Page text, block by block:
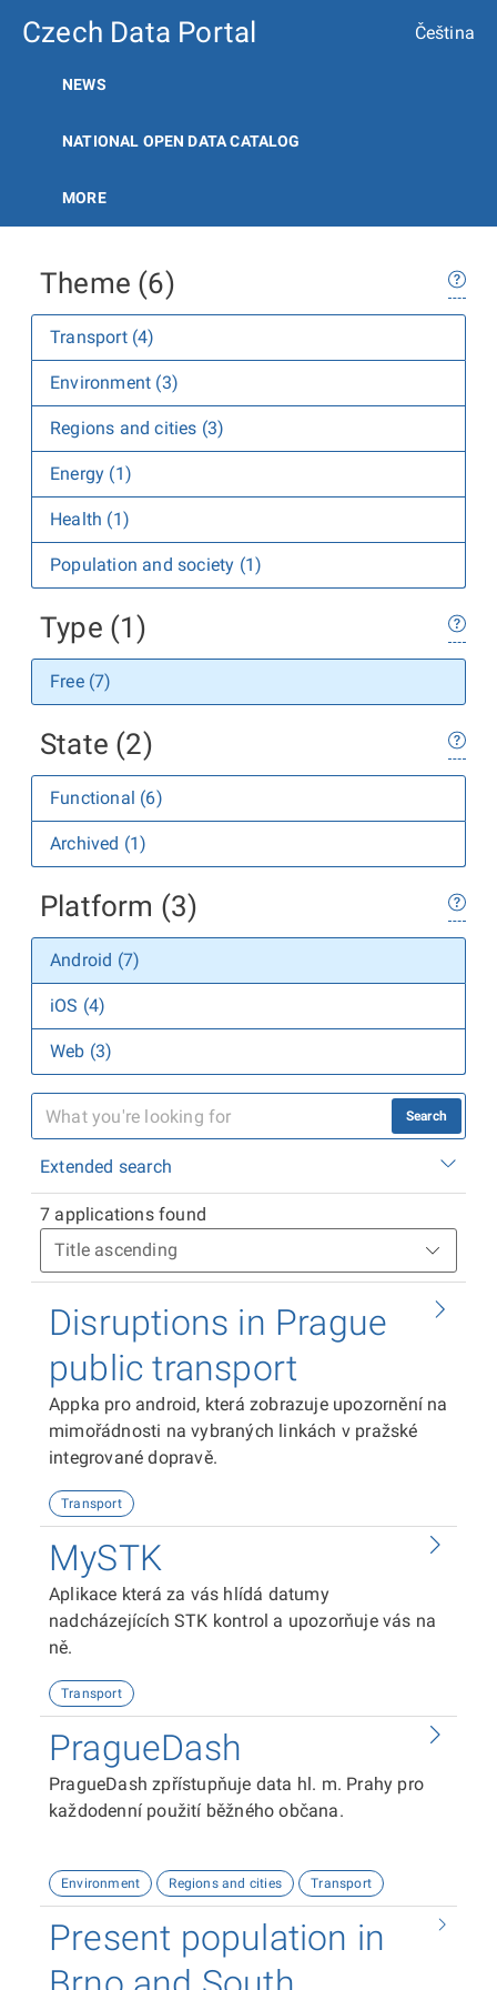
Czech Data Portal Čeština
NEWS
NATIONAL OPEN DATA CATALOG
MORE
Theme (6)
Transport (4)
Environment (3)
Regions and cities (3)
Energy (1)
Health (1)
Population and society (1)
Type (1)
Free (7)
State (2)
Functional (6)
Archived (1)
Platform (3)
Android (7)
iOS (4)
Web (3)
Search
Extended search
7 applications found
Disruptions in Prague
public transport
Appka pro android, která zobrazuje upozornění na
mimořádnosti na vybraných linkách v pražské
integrované dopravě.
Transport
MySTK
Aplikace která za vás hlídá datumy
nadcházejících STK kontrol a upozorňuje vás na
ně.
Transport
PragueDash
PragueDash zpřístupňuje data hl. m. Prahy pro
každodenní použití běžného občana.
ale jejich použití je složité. Některá data jsou
datové soubory), některá jsou dostupná i přes
vizualizační platformy, ale často nešťastným
Environment Regions and cities Transport
Present population in